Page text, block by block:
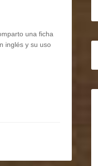
una ficha
inglés y su uso